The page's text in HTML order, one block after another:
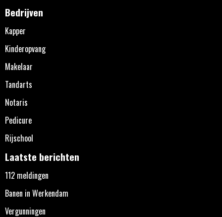
Bedrijven
Kapper
Kinderopvang
Makelaar
Tandarts
Notaris
Pedicure
Rijschool
Laatste berichten
112 meldingen
Banen in Werkendam
Vergunningen